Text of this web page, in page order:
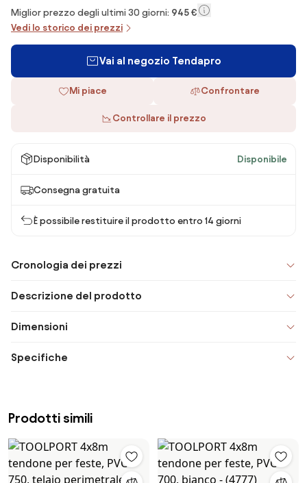
Miglior prezzo degli ultimi 30 giorni: 945 €
Vedi lo storico dei prezzi
Vai al negozio Tendapro
Mi piace Confrontare
Controllare il prezzo
Disponibilità Disponibile
Consegna gratuita
È possibile restituire il prodotto entro 14 giorni
Cronologia dei prezzi
Descrizione del prodotto
Dimensioni
Specifiche
Prodotti simili